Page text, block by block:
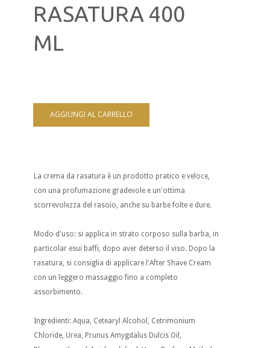
La crema da rasatura è un prodotto pratico e veloce,
con una profumazione gradevole e un'ottima
scorrevolezza del rasoio, anche su barbe folte e dure.
Modo d'uso: si applica in strato corposo sulla barba, in
particolar esui baffi, dopo aver deterso il viso. Dopo la
rasatura, si consiglia di applicare l'After Shave Cream
con un leggero massaggio fino a completo
assorbimento.
Ingredienti: Aqua, Cetearyl Alcohol, Cetrimonium
Chloride, Urea, Prunus Amygdalus Dulcis Oil,
RASATURA 400
ML